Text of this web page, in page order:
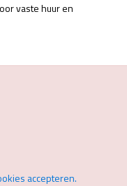
vaste huur en
accepteren.